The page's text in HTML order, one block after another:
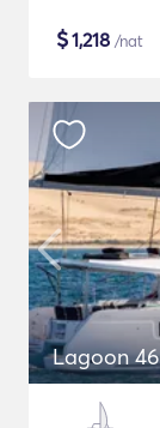
$1,218 /nat
Lagoon 46